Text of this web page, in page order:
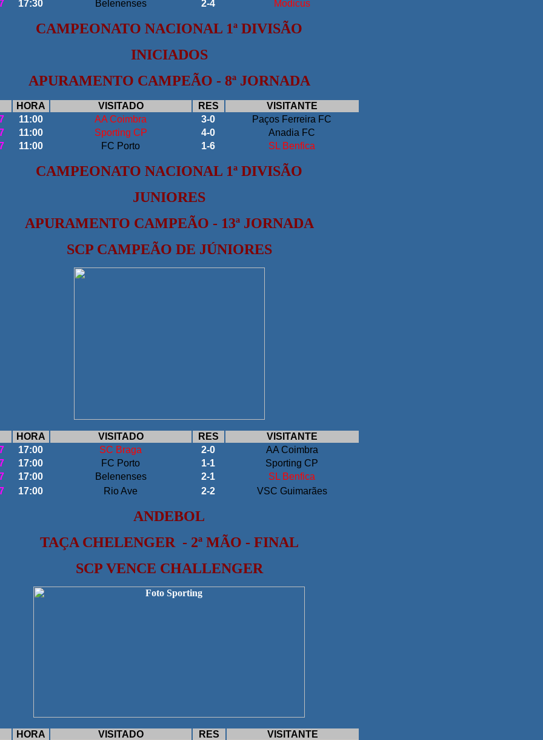
17:30 Belenenses 2-4 Modicus
CAMPEONATO NACIONAL 1ª DIVISÃO
INICIADOS
APURAMENTO CAMPEÃO - 8ª JORNADA
HORA VISITADO RES
VISITANTE
11:00 AA Coimbra 3-0
Paços Ferreira FC
11:00 Sporting CP 4-0
Anadia FC
11:00 FC Porto 1-6 SL Benfica
CAMPEONATO NACIONAL 1ª DIVISÃO
JUNIORES
APURAMENTO CAMPEÃO - 13ª JORNADA
SCP CAMPEÃO DE JÚNIORES
HORA VISITADO RES
VISITANTE
17:00 SC Braga 2-0 AA Coimbra
17:00 FC Porto 1-1
Sporting CP
17:00 Belenenses 2-1
SL Benfica
17:00 Rio Ave 2-2 VSC Guimarães
ANDEBOL
TAÇA CHELENGER - 2ª MÃO - FINAL
SCP VENCE CHALLENGER
HORA VISITADO RES
VISITANTE